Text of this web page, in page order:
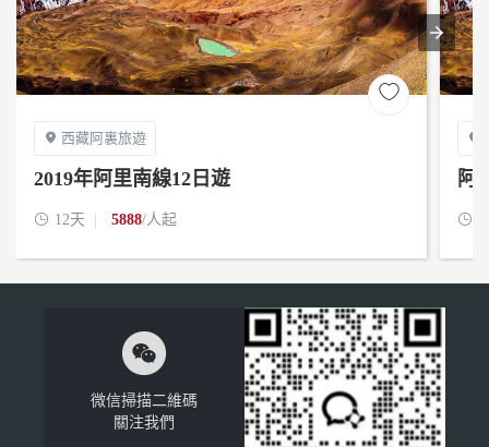

 西藏阿裏旅遊
2019年阿里南線12日遊
 12天 5888/人起

阿


微信掃描二維碼
關注我們